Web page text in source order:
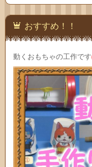
おすすめ！！
動くおもちゃの工作です